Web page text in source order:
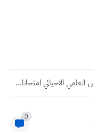
جداول السادس العلمي الاحيائي امتحانات الدور التمهيدي لعام 2023
0